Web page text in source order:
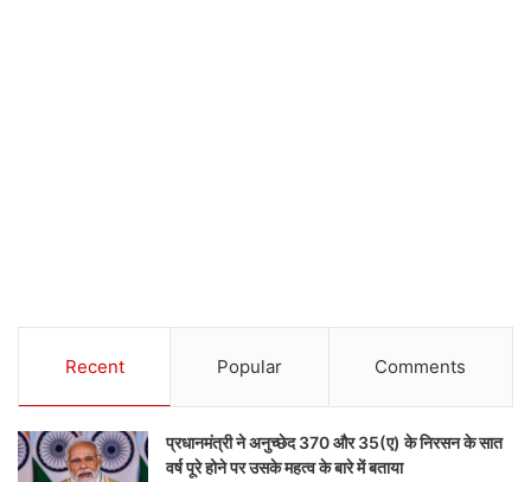
Recent Popular Comments
प्रधानमंत्री ने अनुच्छेद 370 और 35(ए) के निरसन के सात
वर्ष पूरे होने पर उसके महत्व के बारे में बताया